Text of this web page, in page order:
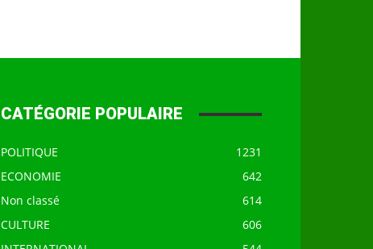
CATÉGORIE POPULAIRE
POLITIQUE
1231
ECONOMIE
642
Non classé
614
CULTURE
606